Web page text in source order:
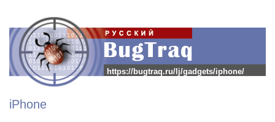
https://bugtraq.ru/lj/gadgets/iphone/
iPhone